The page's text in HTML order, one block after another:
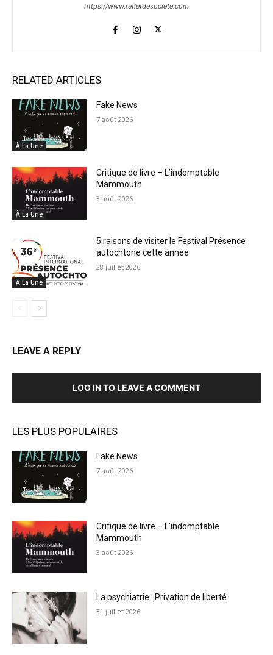
https://www.refletdesociete.com
RELATED ARTICLES
À La Une
Fake News
7 août 2026
À La Une
Critique de livre – L’indomptable
Mammouth
3 août 2026
À La Une
5 raisons de visiter le Festival Présence
autochtone cette année
28 juillet 2026
LEAVE A REPLY
LOG IN TO LEAVE A COMMENT
LES PLUS POPULAIRES
Fake News
7 août 2026
Critique de livre – L’indomptable
Mammouth
3 août 2026
La psychiatrie : Privation de liberté
31 juillet 2026